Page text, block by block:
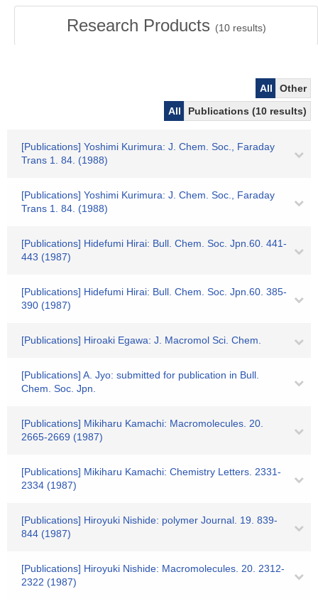
Research Products (10results)
All
Other
All
Publications (10 results)
[Publications] Yoshimi Kurimura: J. Chem. Soc., Faraday
Trans 1. 84. (1988)
[Publications] Yoshimi Kurimura: J. Chem. Soc., Faraday
Trans 1. 84. (1988)
[Publications] Hidefumi Hirai: Bull. Chem. Soc. Jpn.60. 441-
443 (1987)
[Publications] Hidefumi Hirai: Bull. Chem. Soc. Jpn.60. 385-
390 (1987)
[Publications] Hiroaki Egawa: J. Macromol Sci. Chem.
[Publications] A. Jyo: submitted for publication in Bull.
Chem. Soc. Jpn.
[Publications] Mikiharu Kamachi: Macromolecules. 20.
2665-2669 (1987)
[Publications] Mikiharu Kamachi: Chemistry Letters. 2331-
2334 (1987)
[Publications] Hiroyuki Nishide: polymer Journal. 19. 839-
844 (1987)
[Publications] Hiroyuki Nishide: Macromolecules. 20. 2312-
2322 (1987)